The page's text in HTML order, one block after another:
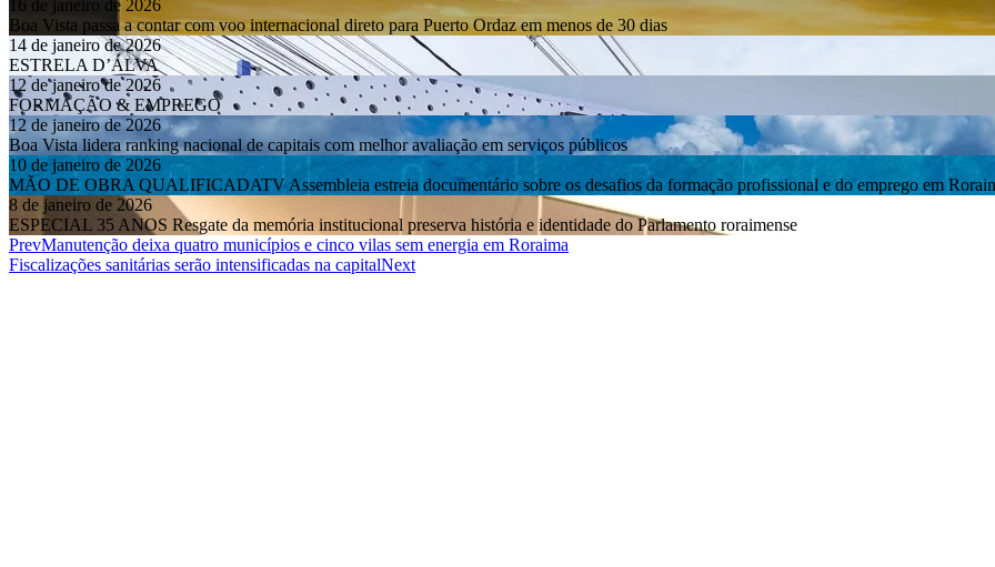
16 de janeiro de 2026
Boa Vista passa a contar com voo internacional direto para Puerto Ordaz em menos de 30 dias
14 de janeiro de 2026
ESTRELA D’ÁLVA
12 de janeiro de 2026
FORMAÇÃO & EMPREGO
12 de janeiro de 2026
Boa Vista lidera ranking nacional de capitais com melhor avaliação em serviços públicos
10 de janeiro de 2026
MÃO DE OBRA QUALIFICADATV Assembleia estreia documentário sobre os desafios da formação profissional e do emprego em
8 de janeiro de 2026
ESPECIAL 35 ANOS Resgate da memória institucional preserva história e identidade do Parlamento roraimense
PrevManutenção deixa quatro municípios e cinco vilas sem energia em Roraima
Fiscalizações sanitárias serão intensificadas na capitalNext